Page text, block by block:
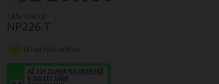
NP226 T
165/70R13
LETNÁ PNEUMATIKA
AŽ 35€ ZĽAVA NA MONTÁŽ
K NOVEJ SADE